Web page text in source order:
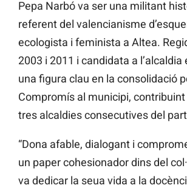
Pepa Narbó va ser una militant
referent del valencianisme
ecologista i feminista a Altea.
2003 i 2011 i candidata a l’alcaldia
una figura clau en la consolidació
Compromís al municipi, contribuint
tres alcaldies consecutives del
“Dona afable, dialogant i
un paper cohesionador dins del
va dedicar la seua vida a la